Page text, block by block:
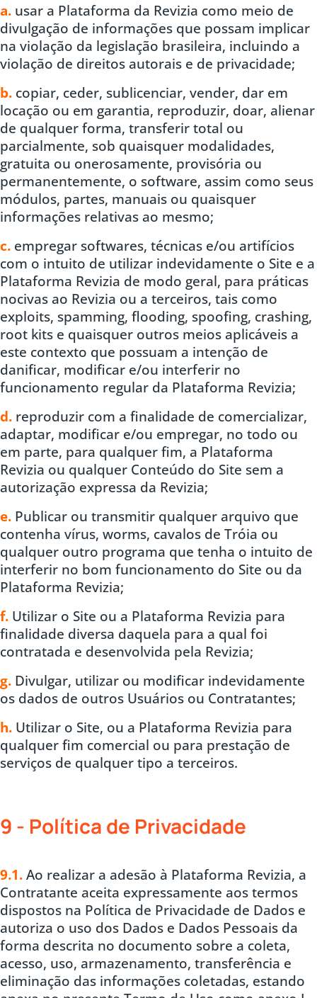
a. usar a Plataforma da Revizia como meio de
divulgação de informações que possam implicar
na violação da legislação brasileira, incluindo a
violação de direitos autorais e de privacidade;
b. copiar, ceder, sublicenciar, vender, dar em
locação ou em garantia, reproduzir, doar, alienar
de qualquer forma, transferir total ou
parcialmente, sob quaisquer modalidades,
gratuita ou onerosamente, provisória ou
permanentemente, o software, assim como seus
módulos, partes, manuais ou quaisquer
informações relativas ao mesmo;
c. empregar softwares, técnicas e/ou artifícios
com o intuito de utilizar indevidamente o Site e a
Plataforma Revizia de modo geral, para práticas
nocivas ao Revizia ou a terceiros, tais como
exploits, spamming, flooding, spoofing, crashing,
root kits e quaisquer outros meios aplicáveis a
este contexto que possuam a intenção de
danificar, modificar e/ou interferir no
funcionamento regular da Plataforma Revizia;
d. reproduzir com a finalidade de comercializar,
adaptar, modificar e/ou empregar, no todo ou
em parte, para qualquer fim, a Plataforma
Revizia ou qualquer Conteúdo do Site sem a
autorização expressa da Revizia;
e. Publicar ou transmitir qualquer arquivo que
contenha vírus, worms, cavalos de Tróia ou
qualquer outro programa que tenha o intuito de
interferir no bom funcionamento do Site ou da
Plataforma Revizia;
f. Utilizar o Site ou a Plataforma Revizia para
finalidade diversa daquela para a qual foi
contratada e desenvolvida pela Revizia;
g. Divulgar, utilizar ou modificar indevidamente
os dados de outros Usuários ou Contratantes;
h. Utilizar o Site, ou a Plataforma Revizia para
qualquer fim comercial ou para prestação de
serviços de qualquer tipo a terceiros.
9 - Política de Privacidade
9.1. Ao realizar a adesão à Plataforma Revizia, a
Contratante aceita expressamente aos termos
dispostos na Política de Privacidade de Dados e
autoriza o uso dos Dados e Dados Pessoais da
forma descrita no documento sobre a coleta,
acesso, uso, armazenamento, transferência e
eliminação das informações coletadas, estando